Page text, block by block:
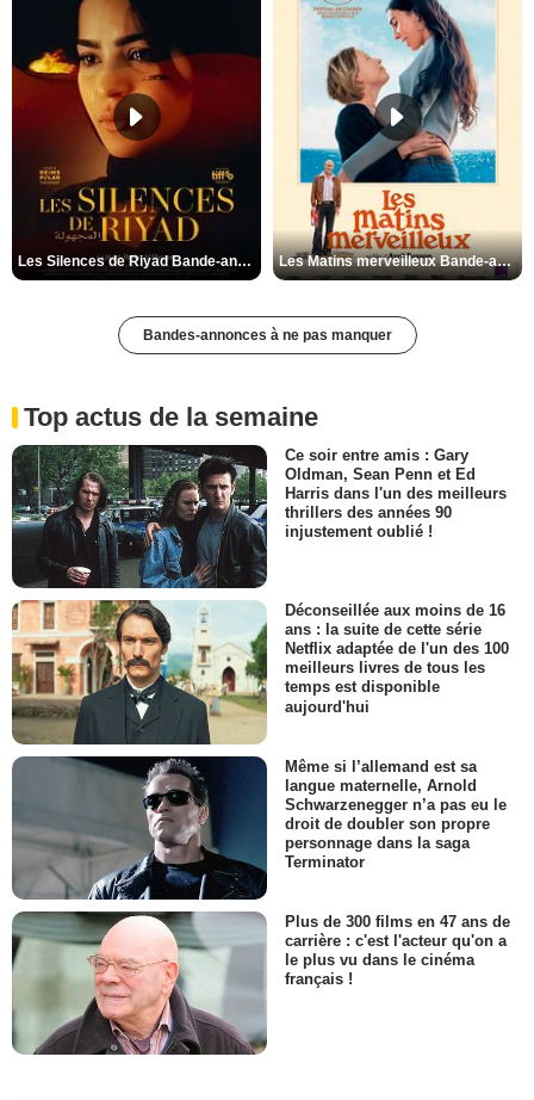
Les Silences de Riyad Bande-annonce VO STFR Les Matins merveilleux Bande-annonce VF
Bandes-annonces à ne pas manquer
Top actus de la semaine
Ce soir entre amis : Gary
Oldman, Sean Penn et Ed
Harris dans l'un des meilleurs
thrillers des années 90
injustement oublié !
Déconseillée aux moins de 16
ans : la suite de cette série
Netflix adaptée de l'un des 100
meilleurs livres de tous les
temps est disponible
aujourd'hui
Même si l’allemand est sa
langue maternelle, Arnold
Schwarzenegger n’a pas eu le
droit de doubler son propre
personnage dans la saga
Terminator
Plus de 300 films en 47 ans de
carrière : c'est l'acteur qu'on a
le plus vu dans le cinéma
français !